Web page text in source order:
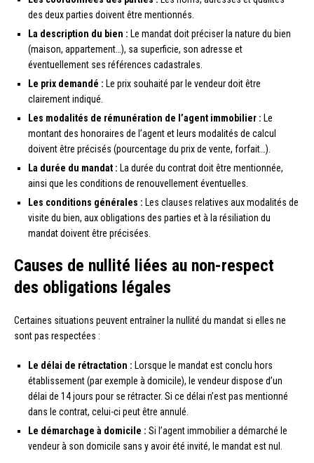
des deux parties doivent être mentionnés.
La description du bien : Le mandat doit préciser la nature du bien
(maison, appartement…), sa superficie, son adresse et
éventuellement ses références cadastrales.
Le prix demandé : Le prix souhaité par le vendeur doit être
clairement indiqué.
Les modalités de rémunération de l’agent immobilier : Le
montant des honoraires de l’agent et leurs modalités de calcul
doivent être précisés (pourcentage du prix de vente, forfait…).
La durée du mandat : La durée du contrat doit être mentionnée,
ainsi que les conditions de renouvellement éventuelles.
Les conditions générales : Les clauses relatives aux modalités de
visite du bien, aux obligations des parties et à la résiliation du
mandat doivent être précisées.
Causes de nullité liées au non-respect
des obligations légales
Certaines situations peuvent entraîner la nullité du mandat si elles ne
sont pas respectées :
Le délai de rétractation : Lorsque le mandat est conclu hors
établissement (par exemple à domicile), le vendeur dispose d’un
délai de 14 jours pour se rétracter. Si ce délai n’est pas mentionné
dans le contrat, celui-ci peut être annulé.
Le démarchage à domicile : Si l’agent immobilier a démarché le
vendeur à son domicile sans y avoir été invité, le mandat est nul.